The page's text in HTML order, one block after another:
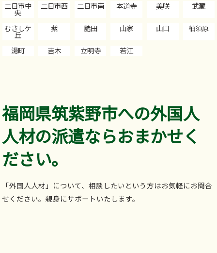
二日市中
央
二日市西 二日市南 本道寺 美咲 武藏
むさしケ
丘
紫 諸田 山家 山口 柚須原
湯町 吉木 立明寺 若江
福岡県筑紫野市への外国人
人材の派遣ならおまかせく
ださい。
「外国人人材」について、相談したいという方はお気軽にお問合
せください。親身にサポートいたします。